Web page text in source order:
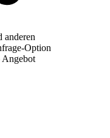
anderen
Option
Angebot